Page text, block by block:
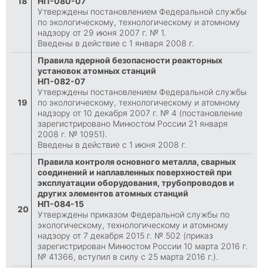
Утверждены постановлением Федеральной службы
по экологическому, технологическому и атомному
надзору от 29 июня 2007 г. № 1.
Введены в действие с 1 января 2008 г.
19
Правила ядерной безопасности реакторных
установок атомных станций
НП-082-07
Утверждены постановлением Федеральной службы
по экологическому, технологическому и атомному
надзору от 10 декабря 2007 г. № 4 (постановление
зарегистрировано Минюстом России 21 января
2008 г. № 10951).
Введены в действие с 1 июня 2008 г.
20
Правила контроля основного металла, сварных
соединений и наплавленных поверхностей при
эксплуатации оборудования, трубопроводов и
других элементов атомных станций
НП-084-15
Утверждены приказом Федеральной службы по
экологическому, технологическому и атомному
надзору от 7 декабря 2015 г. № 502 (приказ
зарегистрирован Минюстом России 10 марта 2016 г.
№ 41366, вступил в силу с 25 марта 2016 г.).